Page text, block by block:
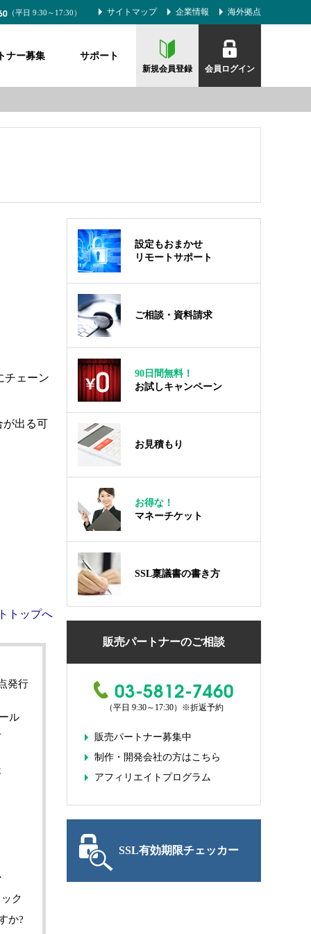
（平日 9:30～17:30） サイトマップ 企業情報 海外拠点
新規会員登録 会員ログイン
ナー募集 サポート
チェーン
が出る可
トップへ
発行
ル
ク
か?
設定もおまかせ
リモートサポート
ご相談・資料請求
90日間無料！
お試しキャンペーン
お見積もり
お得な！
マネーチケット
SSL稟議書の書き方
販売パートナーのご相談
03-5812-7460
（平日 9:30～17:30） ※折返予約
販売パートナー募集中
制作・開発会社の方はこちら
アフィリエイトプログラム
SSL有効期限チェッカー